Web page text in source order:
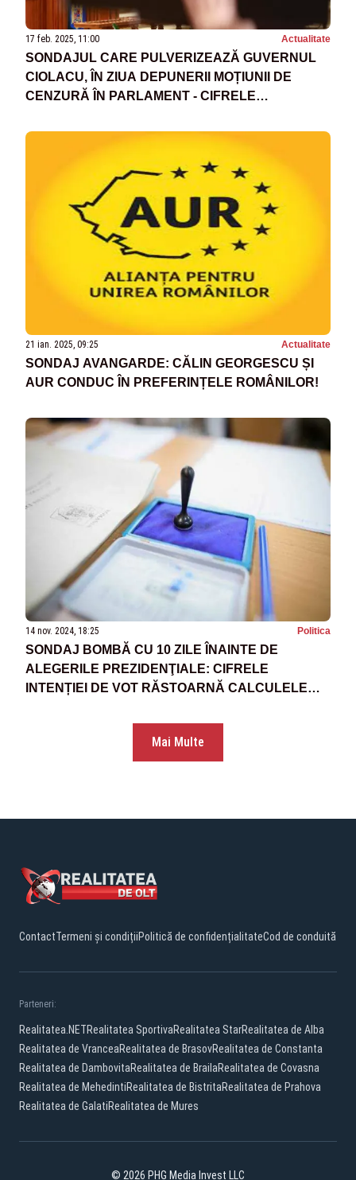
17 feb. 2025, 11:00 Actualitate
SONDAJUL CARE PULVERIZEAZĂ GUVERNUL
CIOLACU, ÎN ZIUA DEPUNERII MOȚIUNII DE
CENZURĂ ÎN PARLAMENT - CIFRELE
21 ian. 2025, 09:25 Actualitate
SONDAJ AVANGARDE: CĂLIN GEORGESCU ȘI
AUR CONDUC ÎN PREFERINȚELE ROMÂNILOR!
14 nov. 2024, 18:25 Politica
SONDAJ BOMBĂ CU 10 ZILE ÎNAINTE DE
ALEGERILE PREZIDENŢIALE: CIFRELE
INTENȚIEI DE VOT RĂSTOARNĂ CALCULELE
Mai Multe
ContactTermeni și condițiiPolitică de confidențialitateCod de conduită
Parteneri:
Realitatea.NETRealitatea SportivaRealitatea StarRealitatea de Alba
Realitatea de VranceaRealitatea de BrasovRealitatea de Constanta
Realitatea de DambovitaRealitatea de BrailaRealitatea de Covasna
Realitatea de MehedintiRealitatea de BistritaRealitatea de Prahova
Realitatea de GalatiRealitatea de Mures
© 2026 PHG Media Invest LLC